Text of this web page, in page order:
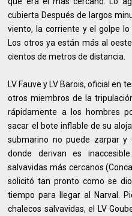
cubierta Después de largos
viento, la corriente y el golpe
Los otros ya están más al
cientos de metros de distancia.
LV Fauve y LV Barois, oficial en
otros miembros de la
rápidamente a los hombres
sacar el bote inflable de su
submarino no puede zarpar
donde derivan es
salvavidas más cercanos
solicitó tan pronto como se
tiempo para llegar al Narval.
chalecos salvavidas, el LV